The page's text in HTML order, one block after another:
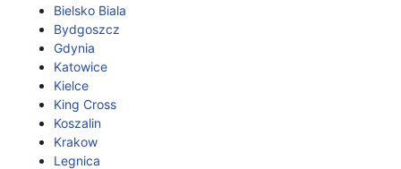
Bielsko Biala
Bydgoszcz
Gdynia
Katowice
Kielce
King Cross
Koszalin
Krakow
Legnica